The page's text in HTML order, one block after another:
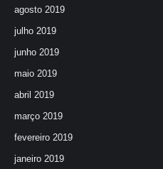
agosto 2019
julho 2019
junho 2019
maio 2019
abril 2019
março 2019
fevereiro 2019
janeiro 2019